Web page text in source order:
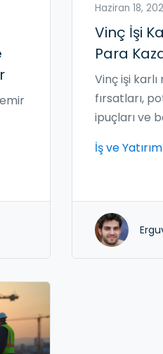
Haziran 18,
Vinç İşi
Para
Vinç işi
fırsatları,
ipuçları ve
İş ve Yatırım